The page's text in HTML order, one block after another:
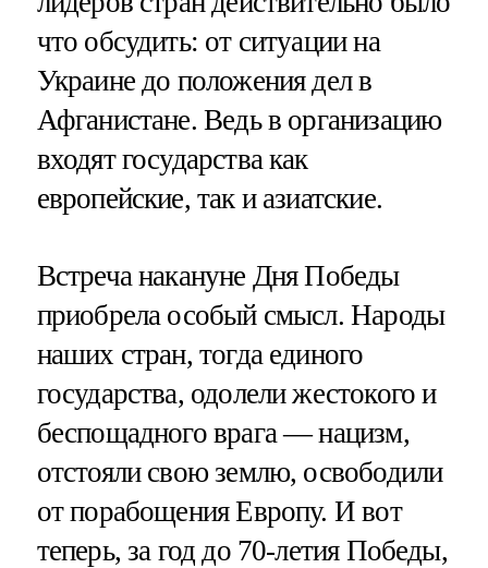
что обсудить: от ситуации на
Украине до положения дел в
Афганистане. Ведь в организацию
входят государства как
европейские, так и азиатские.
Встреча накануне Дня Победы
приобрела особый смысл. Народы
наших стран, тогда единого
государства, одолели жестокого и
беспощадного врага — нацизм,
отстояли свою землю, освободили
от порабощения Европу. И вот
теперь, за год до 70-летия Победы,